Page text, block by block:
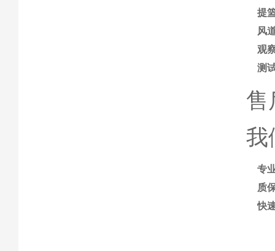
提
风
观
测
售
我
专
质
快